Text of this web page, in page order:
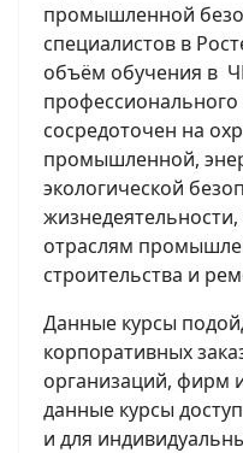
промышленной
специалистов в
объём обучения в
сосредоточен на
промышленной,
экологической
жизнедеятельности,
отраслям
строительства и
Данные курсы
корпоративных
организаций, фирм
данные курсы
и для